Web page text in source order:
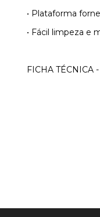
• Plataforma
• Fácil limpeza e
FICHA TÉCNICA -